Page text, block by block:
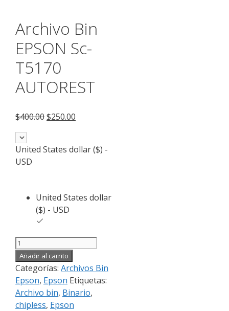
Archivo Bin
EPSON Sc-
T5170
AUTOREST
$400.00El
era:
$250.00
es:
United States dollar ($) -
USD
United States dollar
($) - USD
Archivo
Bin
EPSON
Sc-
T5170
AUTOREST
Añadir al carrito
Categorías: Archivos Bin
Epson, Epson Etiquetas:
Archivo bin, Binario,
chipless, Epson